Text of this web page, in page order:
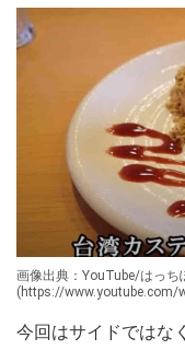
画像出典：YouTube/はっち
(https://www.youtube.com/
今回はサイドではな